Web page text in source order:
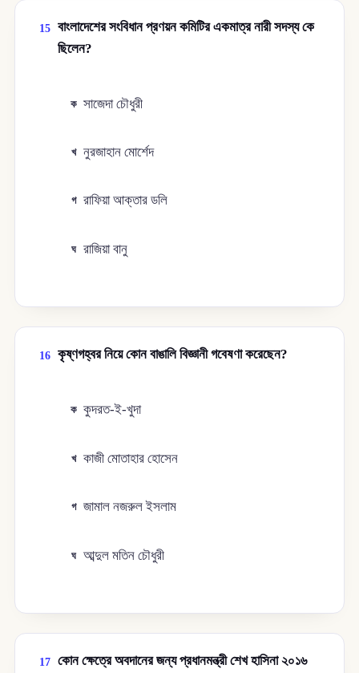
15 বাংলাদেশের সংবিধান প্রণয়ন কমিটির একমাত্র নারী সদস্য কে
ছিলেন?
ক সাজেদা চৌধুরী
খ নুরজাহান মোর্শেদ
গ রাফিয়া আক্তার ডলি
ঘ রাজিয়া বানু
16 কৃষ্ণগহ্বর নিয়ে কোন বাঙালি বিজ্ঞানী গবেষণা করেছেন?
ক কুদরত-ই-খুদা
খ কাজী মোতাহার হোসেন
গ জামাল নজরুল ইসলাম
ঘ আব্দুল মতিন চৌধুরী
17 কোন ক্ষেত্রে অবদানের জন্য প্রধানমন্ত্রী শেখ হাসিনা ২০১৬